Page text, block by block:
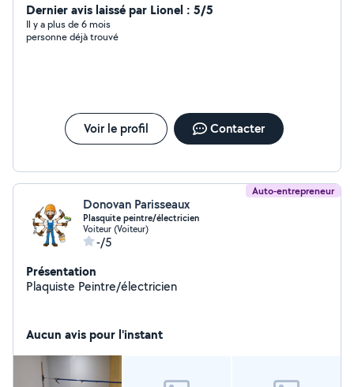
Dernier avis laissé par Lionel : 5/5
Il y a plus de 6 mois
personne déjà trouvé
Voir le profil Contacter
Auto-entrepreneur
Donovan Parisseaux
Plasquite peintre/électricien
Voiteur (Voiteur)
-/5
Présentation
Plaquiste Peintre/électricien
Aucun avis pour l'instant